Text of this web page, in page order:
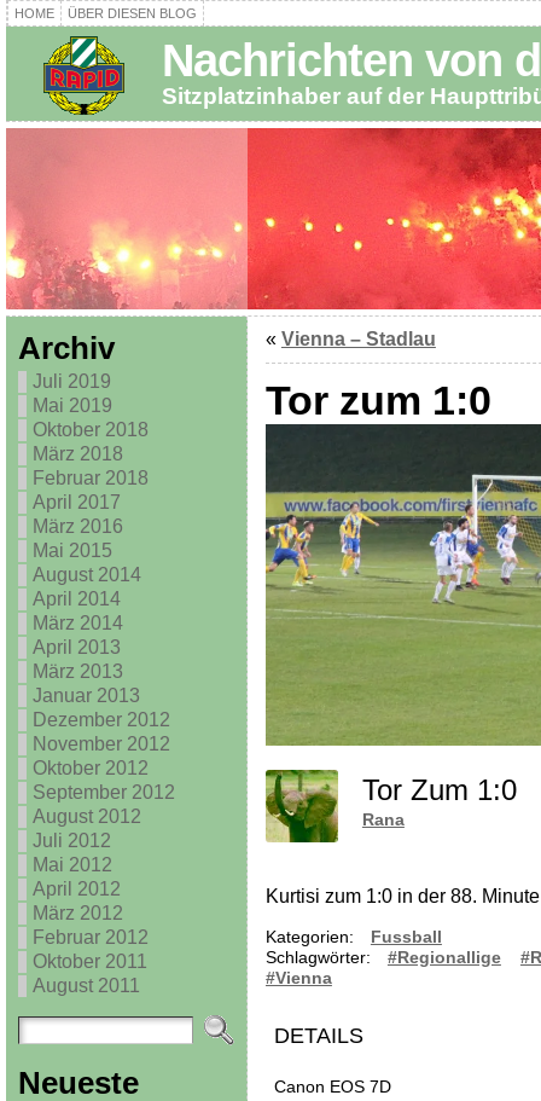
HOME ÜBER DIESEN BLOG
Nachrichten von
Sitzplatzinhaber auf der
Archiv
Juli 2019
Mai 2019
Oktober 2018
März 2018
Februar 2018
April 2017
März 2016
Mai 2015
August 2014
April 2014
März 2014
April 2013
März 2013
Januar 2013
Dezember 2012
November 2012
Oktober 2012
September 2012
August 2012
Juli 2012
Mai 2012
April 2012
März 2012
Februar 2012
Oktober 2011
August 2011
Neueste
« Vienna – Stadlau
Tor zum 1:0
Tor Zum 1:0
Rana
Kurtisi zum 1:0 in der 88. Minute
Kategorien:
Fussball
Schlagwörter:
#Regionallige
#Vienna
DETAILS
Canon EOS 7D